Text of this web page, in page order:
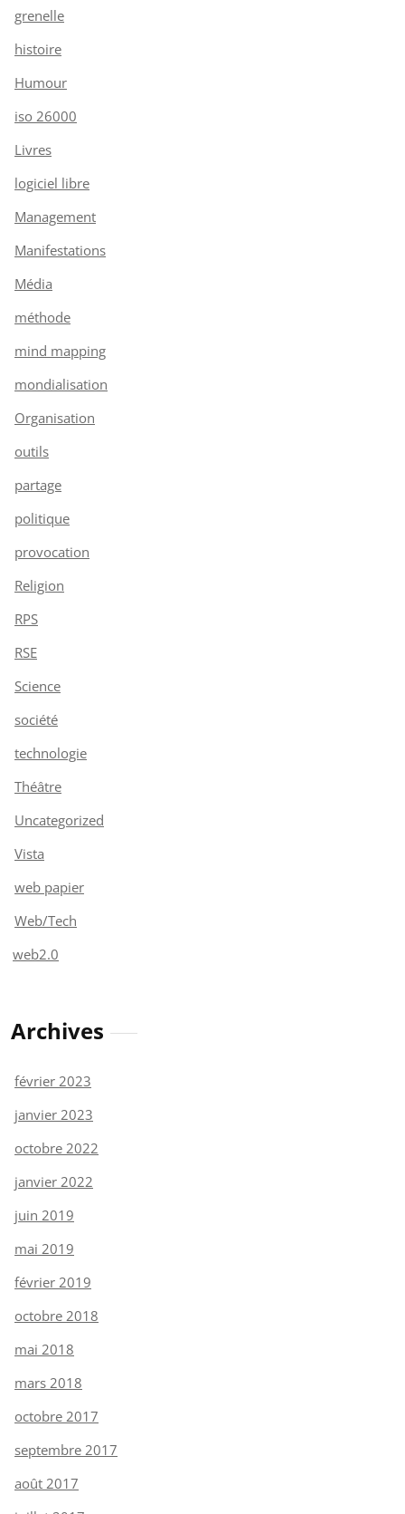
grenelle
histoire
Humour
iso 26000
Livres
logiciel libre
Management
Manifestations
Média
méthode
mind mapping
mondialisation
Organisation
outils
partage
politique
provocation
Religion
RPS
RSE
Science
société
technologie
Théâtre
Uncategorized
Vista
web papier
Web/Tech
web2.0
Archives
février 2023
janvier 2023
octobre 2022
janvier 2022
juin 2019
mai 2019
février 2019
octobre 2018
mai 2018
mars 2018
octobre 2017
septembre 2017
août 2017